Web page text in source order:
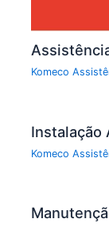
Komeco
Instalação
Komeco